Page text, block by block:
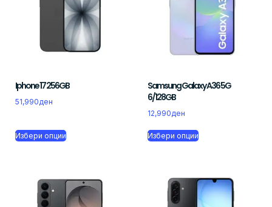
Iphone 17 256GB
51,990ден
Избери опции
Samsung Galaxy A36 5G
6/128GB
12,990ден
Избери опции